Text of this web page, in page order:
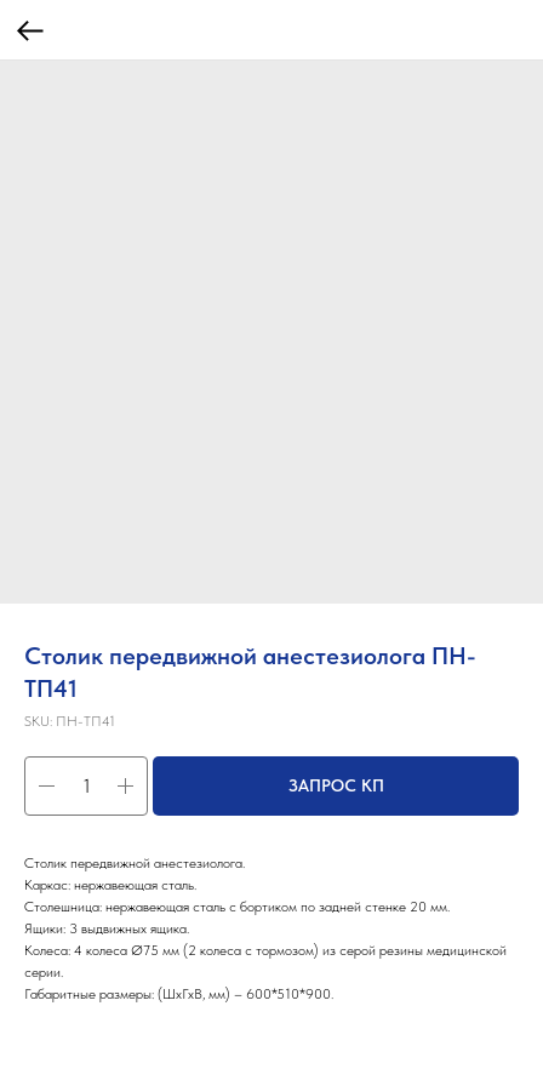
Столик передвижной анестезиолога ПН-
ТП41
SKU: ПН-ТП41
ЗАПРОС КП
Столик передвижной анестезиолога.
Каркас: нержавеющая сталь.
Столешница: нержавеющая сталь с бортиком по задней стенке 20 мм.
Ящики: 3 выдвижных ящика.
Колеса: 4 колеса Ø75 мм (2 колеса с тормозом) из серой резины медицинской
серии.
Габаритные размеры: (ШхГхВ, мм) – 600*510*900.